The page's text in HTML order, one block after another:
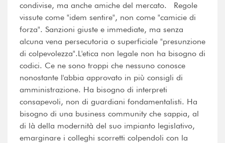
condivise, ma anche amiche del mercato. Regole
vissute come "idem sentire", non come "camicie di
forza". Sanzioni giuste e immediate, ma senza
alcuna vena persecutoria o superficiale "presunzione
di colpevolezza".L'etica non legale non ha bisogno di
codici. Ce ne sono troppi che nessuno conosce
nonostante l'abbia approvato in più consigli di
amministrazione. Ha bisogno di interpreti
consapevoli, non di guardiani fondamentalisti. Ha
bisogno di una business community che sappia, al
di là della modernità del suo impianto legislativo,
emarginare i colleghi scorretti colpendoli con la